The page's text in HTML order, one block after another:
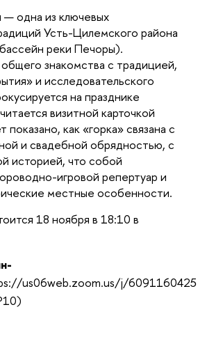
одна из ключевых
Усть-Цилемского района
реки Печоры).
знакомства с традицией,
и исследовательского
на празднике
визитной карточкой
как «горка» связана с
и свадебной обрядностью, с
историей, что собой
игровой репертуар и
местные особенности.
18 ноября в 18:10 в
us06web.zoom.us/j/6091160425